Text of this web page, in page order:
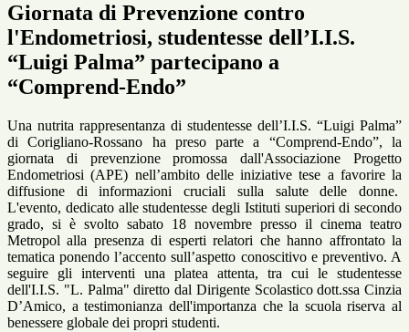
Giornata di Prevenzione contro
l'Endometriosi, studentesse dell’I.I.S.
“Luigi Palma” partecipano a
“Comprend-Endo”
Una nutrita rappresentanza di studentesse dell’I.I.S. “Luigi Palma”
di Corigliano-Rossano ha preso parte a “Comprend-Endo”, la
giornata di prevenzione promossa dall'Associazione Progetto
Endometriosi (APE) nell’ambito delle iniziative tese a favorire la
diffusione di informazioni cruciali sulla salute delle donne.
L'evento, dedicato alle studentesse degli Istituti superiori di secondo
grado, si è svolto sabato 18 novembre presso il cinema teatro
Metropol alla presenza di esperti relatori che hanno affrontato la
tematica ponendo l’accento sull’aspetto conoscitivo e preventivo. A
seguire gli interventi una platea attenta, tra cui le studentesse
dell'I.I.S. "L. Palma" diretto dal Dirigente Scolastico dott.ssa Cinzia
D’Amico, a testimonianza dell'importanza che la scuola riserva al
benessere globale dei propri studenti.